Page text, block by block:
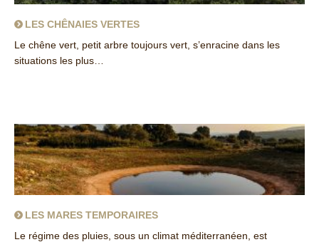
LES CHÊNAIES VERTES
Le chêne vert, petit arbre toujours vert, s’enracine dans les
situations les plus…
LES MARES TEMPORAIRES
Le régime des pluies, sous un climat méditerranéen, est